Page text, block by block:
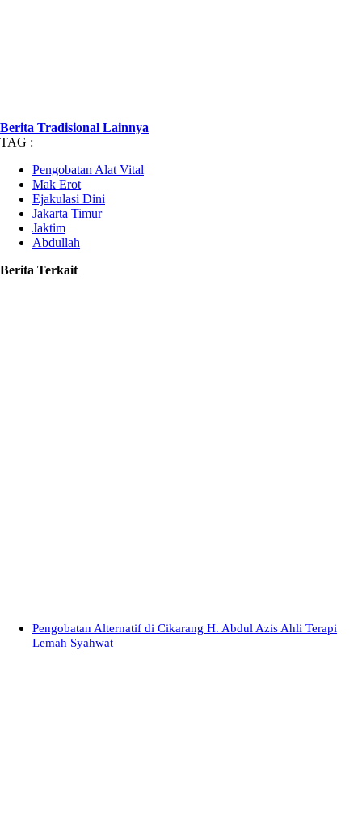
Berita Tradisional Lainnya
TAG :
Pengobatan Alat Vital
Mak Erot
Ejakulasi Dini
Jakarta Timur
Jaktim
Abdullah
Berita Terkait
Pengobatan Alternatif di Cikarang H. Abdul Azis Ahli Terapi
Lemah Syahwat